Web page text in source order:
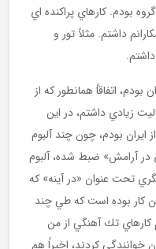
بودم. كارهاي پراكنده اي
داشتم. مثلاً تور و
بودم، اتفاقاً همانطور كه از
زيادي داشتم، در اين
ايران بودم، چون چند آلبوم
در آرامش» ضبط شده، آلبوم
تحت عنوان «در آينه» كه
كار بوده است كه طي چند
كارهاي تك آهنگي از من
كردند، اخيراً هم